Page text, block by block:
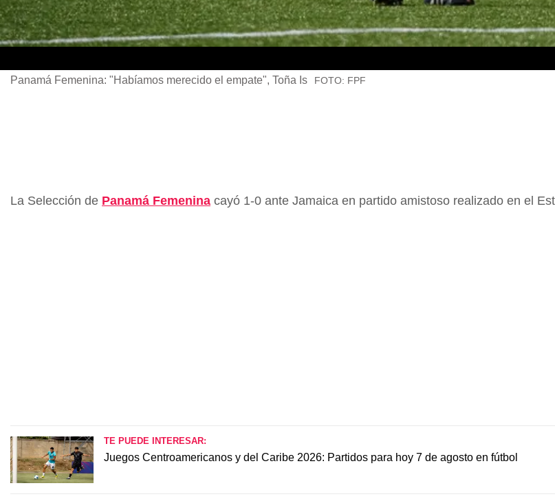
Panamá Femenina: "Habíamos merecido el empate", Toña Is FOTO: FPF
La Selección de Panamá Femenina cayó 1-0 ante Jamaica en partido amistoso realizado en el
TE PUEDE INTERESAR:
Juegos Centroamericanos y del Caribe 2026: Partidos para hoy 7 de agosto en fútbol